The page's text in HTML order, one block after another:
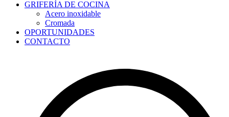
GRIFERÍA DE COCINA
Acero inoxidable
Cromada
OPORTUNIDADES
CONTACTO